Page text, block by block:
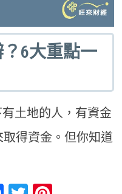
6大重點一
有土地的人，有資金
得資金。但你知道